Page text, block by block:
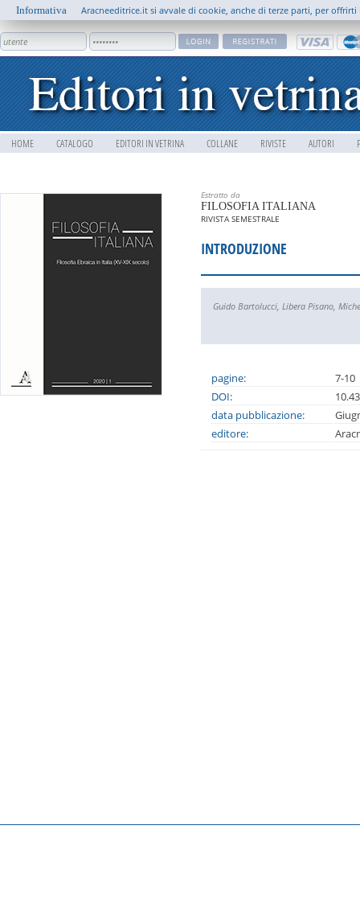
HOME CATALOGO EDITORI IN VETRINA COLLANE RIVISTE AUTORI
Informativa Aracneeditrice.it si avvale di cookie, anche di terze parti, per
Estratto da
FILOSOFIA ITALIANA
RIVISTA SEMESTRALE
INTRODUZIONE
Guido Bartolucci, Libera Pisano,
pagine:
7-10
DOI:
data pubblicazione:
editore: